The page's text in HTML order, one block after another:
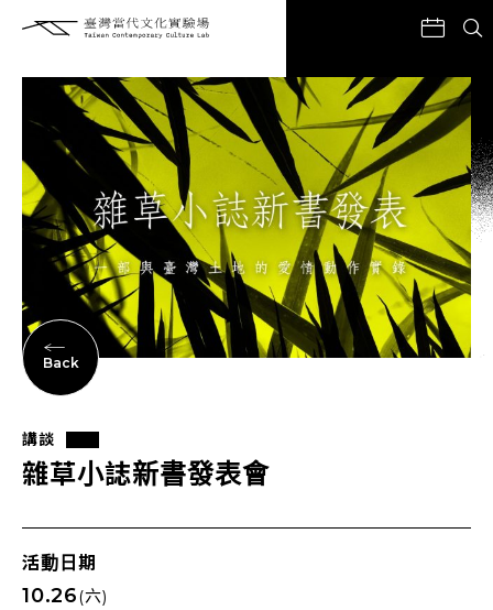
Back
講談
雜草小誌新書發表會
活動日期
10.26(六)